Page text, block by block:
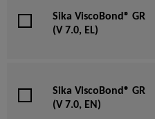
Sika ViscoBond® GR
(V 7.0, EL)
Sika ViscoBond® GR
(V 7.0, EN)